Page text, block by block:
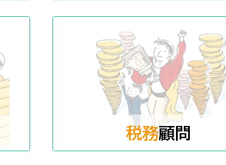
税務顧問